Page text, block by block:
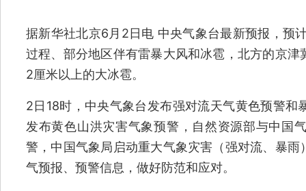
据新华社北京6月2日电 中央气象台最新预报，预
过程、部分地区伴有雷暴大风和冰雹，北方的京
2厘米以上的大冰雹。
2日18时，中央气象台发布强对流天气黄色预警
发布黄色山洪灾害气象预警，自然资源部与中国
警，中国气象局启动重大气象灾害（强对流、暴
气预报、预警信息，做好防范和应对。